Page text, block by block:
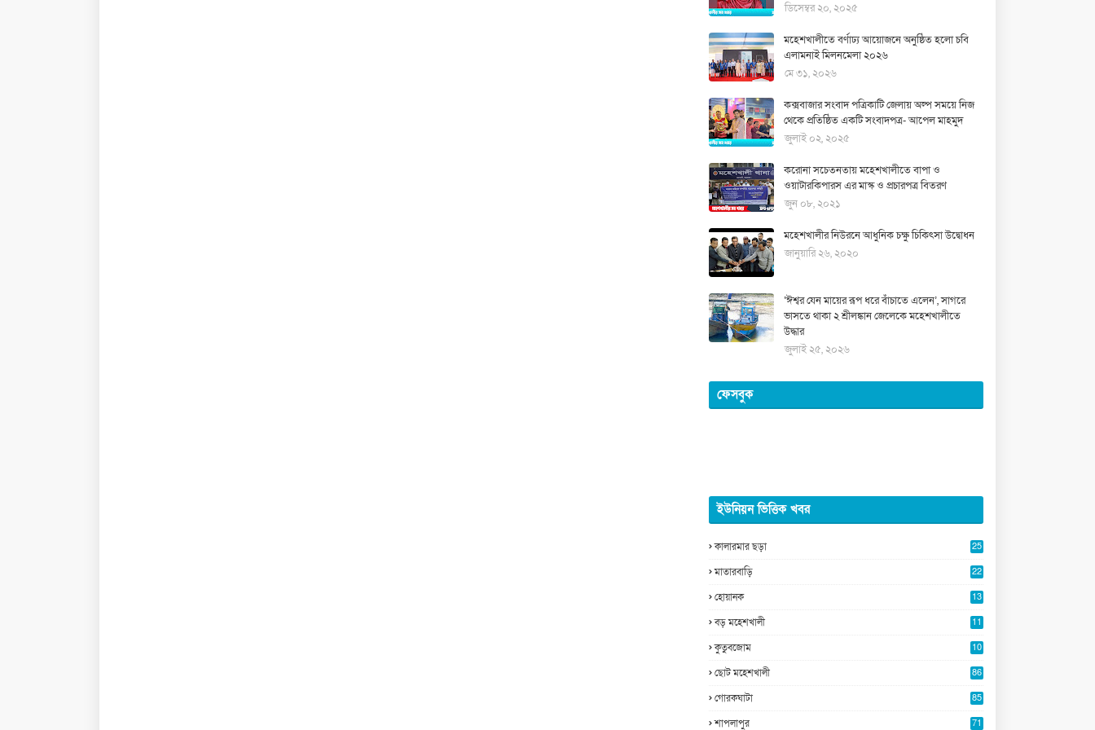
ডিসেম্বর ২০, ২০২৫
মহেশখালীতে বর্ণাঢ্য আয়োজনে অনুষ্ঠিত হলো চবি
এলামনাই মিলনমেলা ২০২৬
মে ৩১, ২০২৬
কক্সবাজার সংবাদ পত্রিকাটি জেলায় অল্প সময়ে নিজ
থেকে প্রতিষ্ঠিত একটি সংবাদপত্র- আপেল মাহমুদ
জুলাই ০২, ২০২৫
করোনা সচেতনতায় মহেশখালীতে বাপা ও
ওয়াটারকিপারস এর মাস্ক ও প্রচারপত্র বিতরণ
জুন ০৮, ২০২১
মহেশখালীর নিউরনে আধুনিক চক্ষু চিকিৎসা উদ্বোধন
জানুয়ারি ২৬, ২০২০
‘ঈশ্বর যেন মায়ের রূপ ধরে বাঁচাতে এলেন’, সাগরে
ভাসতে থাকা ২ শ্রীলঙ্কান জেলেকে মহেশখালীতে
উদ্ধার
জুলাই ২৫, ২০২৬
ফেসবুক
ইউনিয়ন ভিত্তিক খবর
কালারমার ছড়া
25
মাতারবাড়ি
22
হোয়ানক
13
বড় মহেশখালী
11
কুতুবজোম
10
ছোট মহেশখালী 86
গোরকঘাটা 85
শাপলাপুর 71